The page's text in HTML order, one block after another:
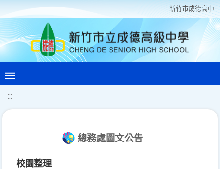
新竹巿成德高中
:::
總務處圖文公告
校園整理